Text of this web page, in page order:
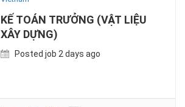
KẾ TOÁN TRƯỞNG (VẬT LIỆU
XÂY DỰNG)
Posted job 2 days ago